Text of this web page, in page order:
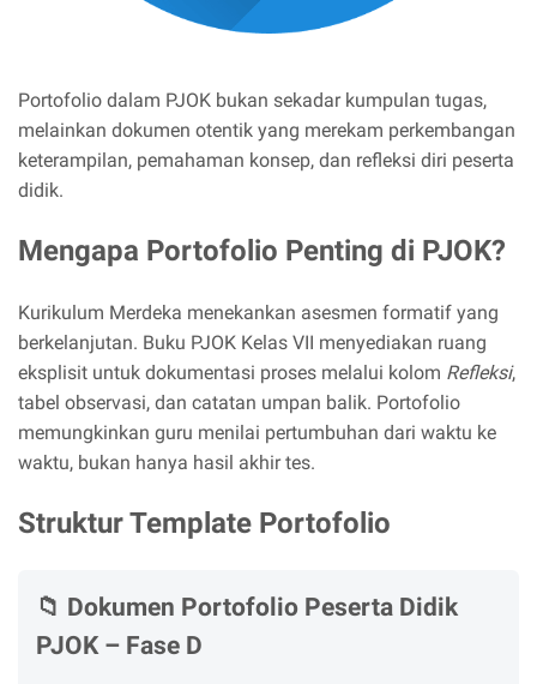
Portofolio dalam PJOK bukan sekadar kumpulan tugas,
melainkan dokumen otentik yang merekam perkembangan
keterampilan, pemahaman konsep, dan refleksi diri peserta
didik.
Mengapa Portofolio Penting di PJOK?
Kurikulum Merdeka menekankan asesmen formatif yang
berkelanjutan. Buku PJOK Kelas VII menyediakan ruang
eksplisit untuk dokumentasi proses melalui kolom Refleksi,
tabel observasi, dan catatan umpan balik. Portofolio
memungkinkan guru menilai pertumbuhan dari waktu ke
waktu, bukan hanya hasil akhir tes.
Struktur Template Portofolio
📁 Dokumen Portofolio Peserta Didik
PJOK – Fase D